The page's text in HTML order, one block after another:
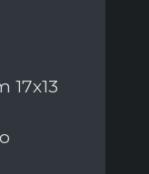
17x13